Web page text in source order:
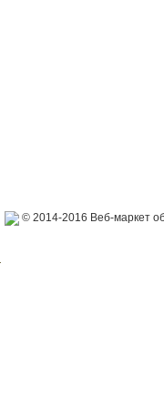
© 2014-2016 Веб-маркет